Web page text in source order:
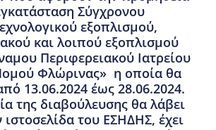
Σύγχρονου
εξοπλισμού,
και λοιπού εξοπλισμού
Περιφερειακού Ιατρείου
Φλώρινας» η οποία θα
13.06.2024 έως 28.06.2024.
της διαβούλευσης θα λάβει
ιστοσελίδα του ΕΣΗΔΗΣ, έχει